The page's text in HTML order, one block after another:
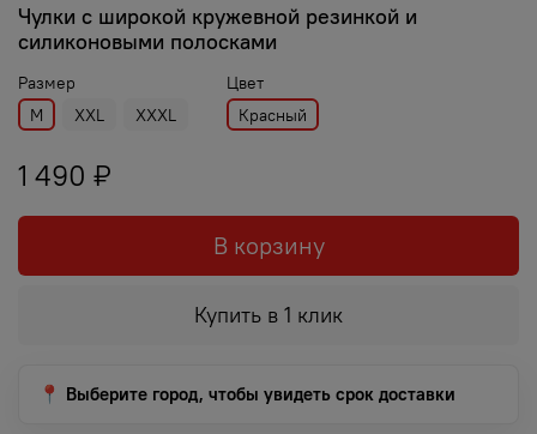
Чулки с широкой кружевной резинкой и
силиконовыми полосками
Размер
M
XXL XXXL
Цвет
Красный
1 490 ₽
В корзину
Купить в 1 клик
📍 Выберите город, чтобы увидеть срок доставки